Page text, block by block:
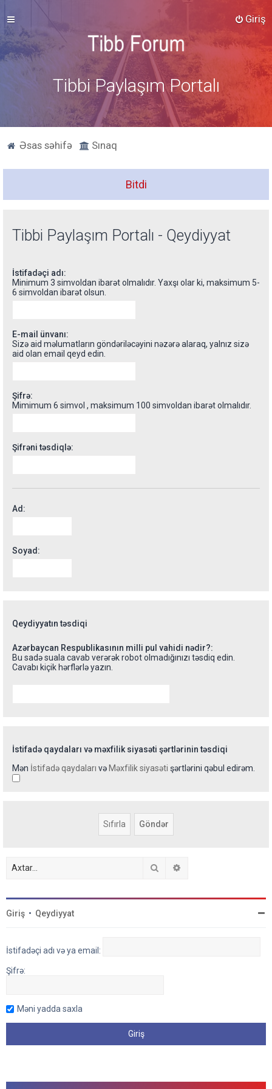
Giriş
Tibbi Paylaşım Portalı
Əsas səhifə Sınaq
Bitdi
Tibbi Paylaşım Portalı - Qeydiyyat
İstifadəçi adı:
Minimum 3 simvoldan ibarət olmalıdır. Yaxşı olar ki, maksimum 5-
6 simvoldan ibarət olsun.
E-mail ünvanı:
Sizə aid məlumatların göndəriləcəyini nəzərə alaraq, yalnız sizə
aid olan email qeyd edin.
Şifrə:
Mimimum 6 simvol , maksimum 100 simvoldan ibarət olmalıdır.
Şifrəni təsdiqlə:
Ad:
Soyad:
Qeydiyyatın təsdiqi
Azərbaycan Respublikasının milli pul vahidi nədir?:
Bu sadə suala cavab verərək robot olmadığınızı təsdiq edin.
Cavabı kiçik hərflərlə yazın.
İstifadə qaydaları və məxfilik siyasəti şərtlərinin təsdiqi
Mən İstifadə qaydaları vəMəxfilik siyasəti şərtlərini qəbul edirəm.
Axtar
Giriş • Qeydiyyat
İstifadəçi adı və ya email:
Şifrə:
Məni yadda saxla